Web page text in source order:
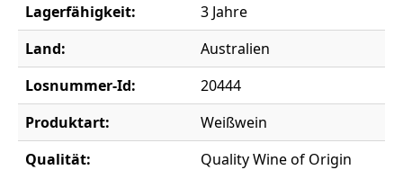
Lagerfähigkeit:
3 Jahre
Land:
Australien
Losnummer-Id:
20444
Produktart:
Weißwein
Qualität:
Quality Wine of Origin